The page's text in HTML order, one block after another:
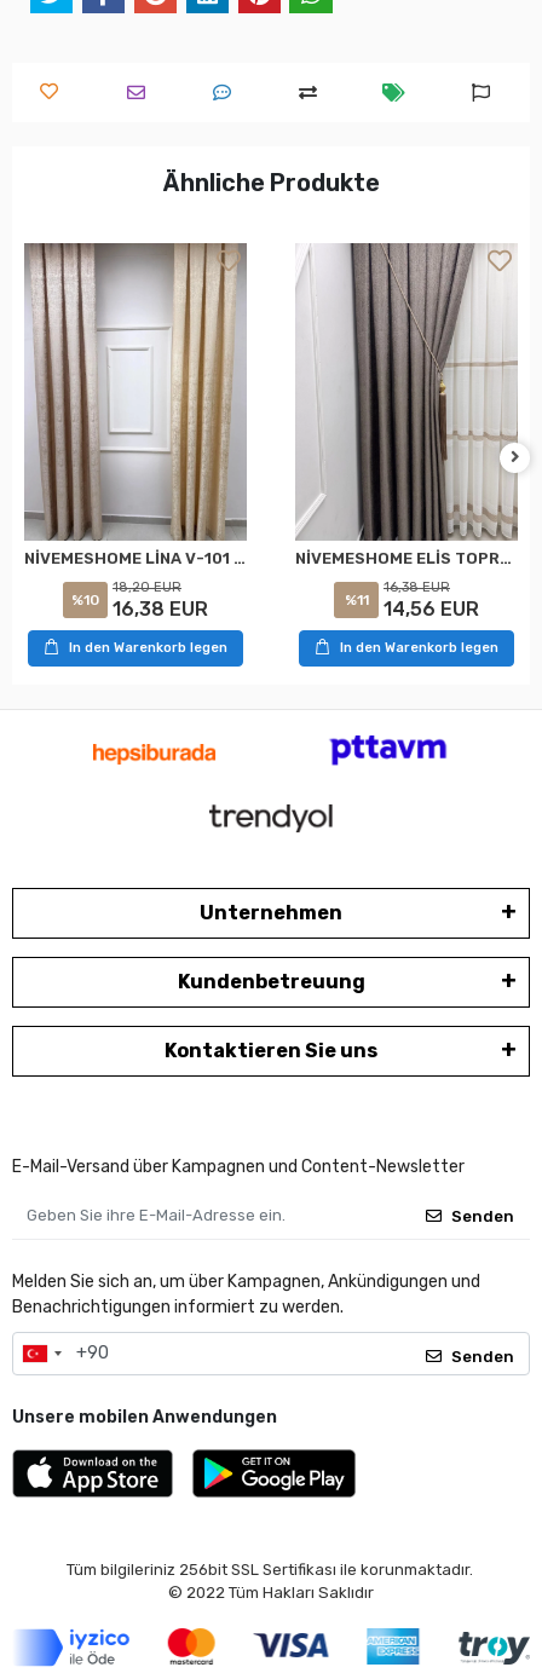
Ähnliche Produkte
NİVEMESHOME LİNA V-101 KREM 1/3 PİLELİ FON PERDE
%10
18,20 EUR
16,38 EUR
In den Warenkorb legen
NİVEMESHOME ELİS TOPRAK FON PERDE 1/3 SIK PİLELİ PERDE APM
%11
16,38 EUR
14,56 EUR
In den Warenkorb legen
Unternehmen
Kundenbetreuung
Kontaktieren Sie uns
E-Mail-Versand über Kampagnen und Content-Newsletter
Senden
Melden Sie sich an, um über Kampagnen, Ankündigungen und
Benachrichtigungen informiert zu werden.
Senden
Unsere mobilen Anwendungen
Tüm bilgileriniz 256bit SSL Sertifikası ile korunmaktadır.
© 2022 Tüm Hakları Saklıdır